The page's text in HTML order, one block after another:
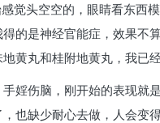
觉头空空的，眼睛看东西
的是神经官能症，效果
黄丸和桂附地黄丸，我已
婬伤脑，刚开始的表现就
也缺少耐心去做，人会